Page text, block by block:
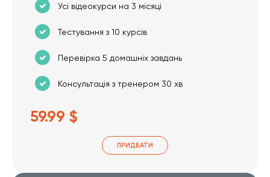
Усі відеокурси на 3 місяці
Тестування з 10 курсів
Перевірка 5 домашніх завдань
Консультація з тренером 30 хв
59.99 $
ПРИДБАТИ